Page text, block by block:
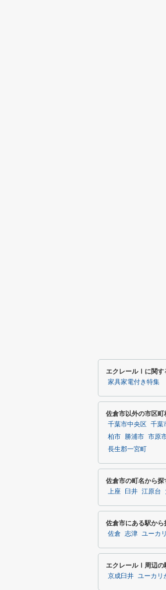
エクレールⅠに関す
家具家電付き特集
佐倉市以外の市区町
千葉市中央区 千葉
柏市
勝浦市 市原
長生郡一宮町
佐倉市の町名から探
上座 臼井 江原台
佐倉市にある駅から
佐倉 志津 ユーカ
エクレールⅠ周辺の
京成臼井 ユーカリ